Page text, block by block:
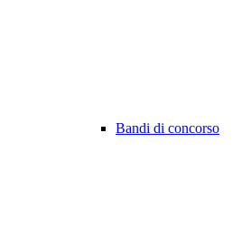
Bandi di concorso